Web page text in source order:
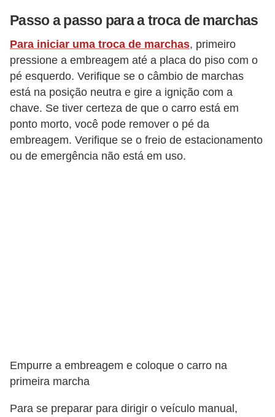
Passo a passo para a troca de marchas
Para iniciar uma troca de marchas, primeiro
pressione a embreagem até a placa do piso com o
pé esquerdo. Verifique se o câmbio de marchas
está na posição neutra e gire a ignição com a
chave. Se tiver certeza de que o carro está em
ponto morto, você pode remover o pé da
embreagem. Verifique se o freio de estacionamento
ou de emergência não está em uso.
Empurre a embreagem e coloque o carro na
primeira marcha
Para se preparar para dirigir o veículo manual,
t
o
T
r
a
n
s
p
a
t
i